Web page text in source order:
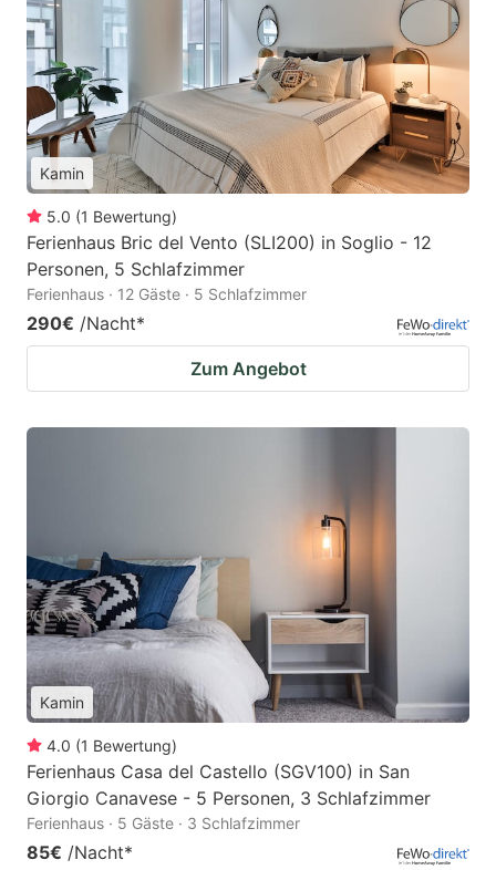
Kamin
5.0 (1 Bewertung)
Ferienhaus Bric del Vento (SLI200) in Soglio - 12
Personen, 5 Schlafzimmer
Ferienhaus · 12 Gäste · 5 Schlafzimmer
290€ /Nacht*
Zum Angebot
Kamin
4.0 (1 Bewertung)
Ferienhaus Casa del Castello (SGV100) in San
Giorgio Canavese - 5 Personen, 3 Schlafzimmer
Ferienhaus · 5 Gäste · 3 Schlafzimmer
85€ /Nacht*